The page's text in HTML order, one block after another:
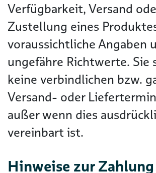
Verfügbarkeit, Versand
Zustellung eines
voraussichtliche Angaben
ungefähre Richtwerte. Sie
keine verbindlichen bzw.
Versand- oder
außer wenn dies
vereinbart ist.
Hinweise zur Zahlung